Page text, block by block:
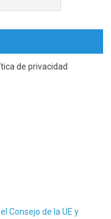
de privacidad
Consejo de la UE y